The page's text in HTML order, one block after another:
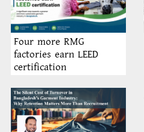
Four more RMG
factories earn LEED
certification